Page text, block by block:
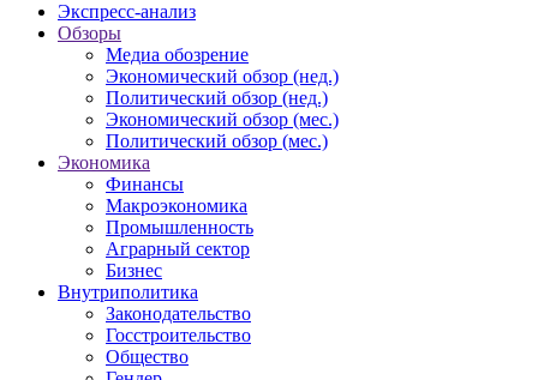
Экспресс-анализ
Обзоры
Медиа обозрение
Экономический обзор (нед.)
Политический обзор (нед.)
Экономический обзор (мес.)
Политический обзор (мес.)
Экономика
Финансы
Макроэкономика
Промышленность
Аграрный сектор
Бизнес
Внутриполитика
Законодательство
Госстроительство
Общество